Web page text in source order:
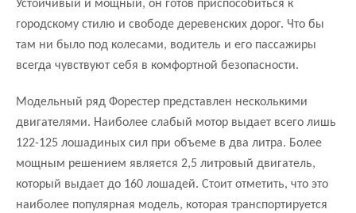
Устойчивый и мощный, он готов приспособиться к
городскому стилю и свободе деревенских дорог. Что бы
там ни было под колесами, водитель и его пассажиры
всегда чувствуют себя в комфортной безопасности.
Модельный ряд Форестер представлен несколькими
двигателями. Наиболее слабый мотор выдает всего лишь
122-125 лошадиных сил при объеме в два литра. Более
мощным решением является 2,5 литровый двигатель,
который выдает до 160 лошадей. Стоит отметить, что это
наиболее популярная модель, которая транспортируется